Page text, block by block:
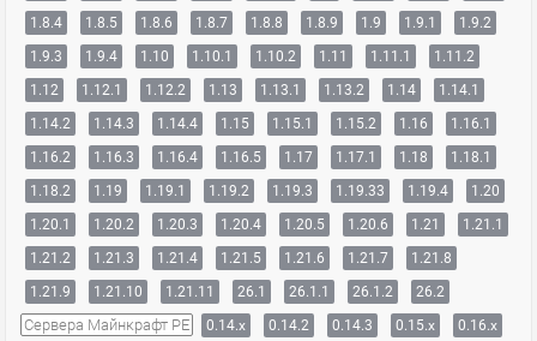
1.8.4
1.8.5 1.8.6 1.8.7 1.8.8 1.8.9 1.9 1.9.1
1.9.2
1.9.3
1.9.4 1.10 1.10.1 1.10.2 1.11 1.11.1
1.11.2
1.12
1.12.1 1.12.2 1.13 1.13.1 1.13.2 1.14
1.14.1
1.14.2
1.14.3 1.14.4 1.15 1.15.1 1.15.2 1.16
1.16.1
1.16.2
1.16.3 1.16.4 1.16.5 1.17 1.17.1 1.18
1.18.1
1.18.2
1.19 1.19.1 1.19.2 1.19.3 1.19.33 1.19.4
1.20
1.20.1
1.20.2 1.20.3 1.20.4 1.20.5 1.20.6 1.21
1.21.1
1.21.2
1.21.3 1.21.4 1.21.5 1.21.6 1.21.7
1.21.8
1.21.9
1.21.10 1.21.11 26.1 26.1.1 26.1.2 26.2
Сервера Майнкрафт PE 0.14.x 0.14.2 0.14.3 0.15.x
0.16.x